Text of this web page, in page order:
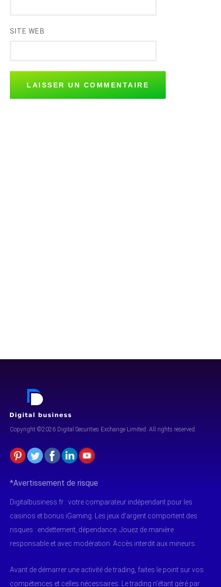
SITE WEB
Copyright ©2026 Digital Securities Exchange Limited. All rights reserved.
*Avertissement de risque
Digitalbusiness.fr : votre comparateur indépendant pour les
casinos et bonus iGaming. Les jeux d'argent comportent des
risques : endettement, dépendance. Jouez de manière
responsable et avec modération. Accès interdit aux mineurs.
Avant de démarrer une activité de trading, faites le point sur vos
compétences et celles nécessaires. Le trading n’étant géré par